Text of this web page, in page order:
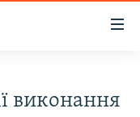
виконання